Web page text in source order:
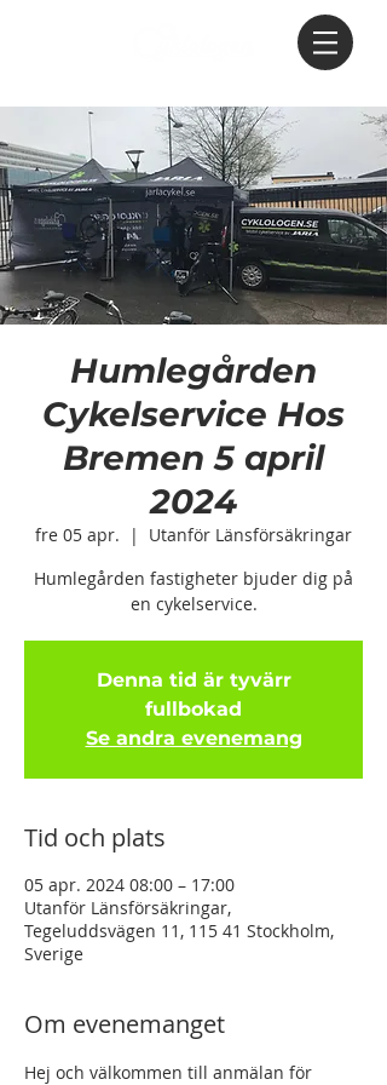
Humlegården
Cykelservice Hos
Bremen 5 april
2024
fre 05 apr.
  |
Utanför Länsförsäkringar
Humlegården fastigheter bjuder dig på
en cykelservice.
Denna tid är tyvärr
fullbokad
Se andra evenemang
Tid och plats
05 apr. 2024 08:00 – 17:00
Utanför Länsförsäkringar,
Tegeluddsvägen 11, 115 41 Stockholm,
Sverige
Om evenemanget
Hej och välkommen till anmälan för